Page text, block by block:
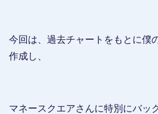
今回は、過去チャートをもとに僕
作成し、
マネースクエアさんに特別にバッ